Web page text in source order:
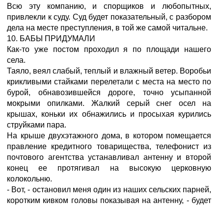
Всю эту компанию, и спорщиков и любопытных,
привлекли к суду. Суд будет показательный, с разбором
дела на месте преступления, в той же самой читальне.
10. БАБЫ ПРИДУМАЛИ
Как-то уже постом проходил я по площади нашего
села.
Таяло, веял слабый, теплый и влажный ветер. Воробьи
крикливыми стайками перелетали с места на место по
бурой, обнавозившейся дороге, точно усыпанной
мокрыми опилками. Жалкий серый снег осел на
крышах, коньки их обнажились и просыхая курились
струйками пара.
На крыше двухэтажного дома, в котором помещается
правление кредитного товарищества, телефонист из
почтового агентства устанавливал антенну и второй
конец ее протягивал на высокую церковную
колокольню.
- Вот, - остановил меня один из наших сельских парней,
коротким кивком головы показывая на антенну, - будет